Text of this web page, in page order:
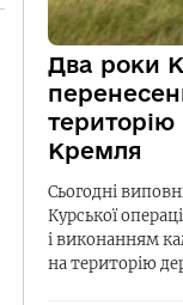
Два роки
Кремля
Сьогодні
Курської
і виконанням
на територію